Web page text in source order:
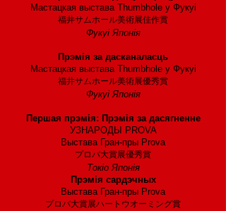
Мастацкая выстава Thumbhole у Фукуі
福井サムホール美術展佳作賞
Фукуі Японія
Прэмія за дасканаласць
Мастацкая выстава Thumbhole у Фукуі
福井サムホール美術展優秀賞
Фукуі Японія
Першая прэмія: Прэмія за дасягненне
УЗНАРОДЫ PROVA
Выстава Гран-пры Prova
プロバ大賞展優秀賞
Токіо Японія
Прэмія сардэчных
Выстава Гран-пры Prova
プロバ大賞展ハートウオーミング賞